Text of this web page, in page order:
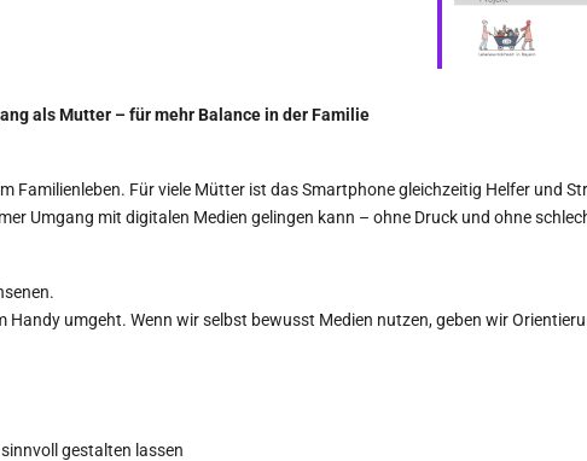
als Mutter – für mehr Balance in der Familie
Familienleben. Für viele Mütter ist das Smartphone gleichzeitig Helfer und
Umgang mit digitalen Medien gelingen kann – ohne Druck und ohne
Handy umgeht. Wenn wir selbst bewusst Medien nutzen, geben wir
gestalten lassen